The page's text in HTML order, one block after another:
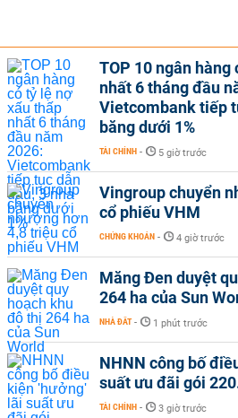
TOP 10 ngân
nhất 6 tháng đầu
Vietcombank tiếp
băng dưới 1%
TÀI CHÍNH - 5 giờ trước
Vingroup chuyển
cổ phiếu VHM
CHỨNG KHOÁN - 4 giờ trước
Măng Đen duyệt
264 ha của Sun
NHÀ ĐẤT - 1 phút trước
NHNN công bố
suất ưu đãi gói
TÀI CHÍNH - 3 giờ trước